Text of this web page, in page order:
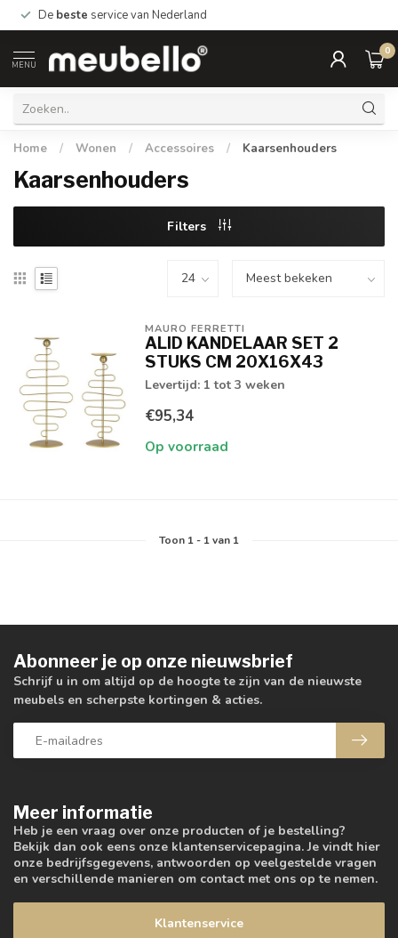
De beste service van Nederland
MENU
0
Home / Wonen / Accessoires / Kaarsenhouders
Kaarsenhouders
Filters
MAURO FERRETTI
ALID KANDELAAR SET 2
STUKS CM 20X16X43
Levertijd: 1 tot 3 weken
€95,34
Op voorraad
Toon 1- 1van 1
Meer informatie
Heb je een vraag over onze producten of je bestelling?
Bekijk dan ook eens onze klantenservicepagina. Je vindt hier
onze bedrijfsgegevens, antwoorden op veelgestelde vragen
en verschillende manieren om contact met ons op te nemen.
Klantenservice
Abonneer je op onze nieuwsbrief
Schrijf u in om altijd op de hoogte te zijn van de nieuwste
meubels en scherpste kortingen & acties.